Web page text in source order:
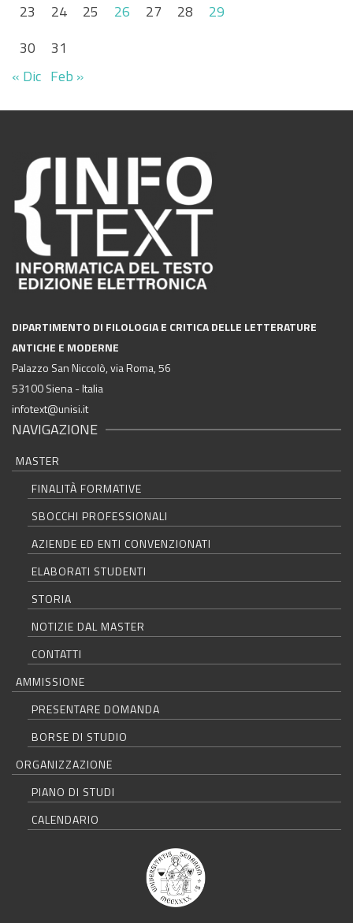
23
24 25 26 27 28
29
30
31
« Dic Feb »
DIPARTIMENTO DI FILOLOGIA E CRITICA DELLE LETTERATURE
ANTICHE E MODERNE
Palazzo San Niccolò, via Roma, 56
53100 Siena - Italia
infotext@unisi.it
NAVIGAZIONE
MASTER
FINALITÀ FORMATIVE
SBOCCHI PROFESSIONALI
AZIENDE ED ENTI CONVENZIONATI
ELABORATI STUDENTI
STORIA
NOTIZIE DAL MASTER
CONTATTI
AMMISSIONE
PRESENTARE DOMANDA
BORSE DI STUDIO
ORGANIZZAZIONE
PIANO DI STUDI
CALENDARIO